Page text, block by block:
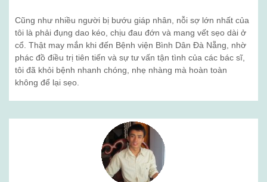
Cũng như nhiều người bị bướu giáp nhân, nỗi sợ lớn nhất của
tôi là phải đụng dao kéo, chịu đau đớn và mang vết sẹo dài ở
cổ. Thật may mắn khi đến Bệnh viện Bình Dân Đà Nẵng, nhờ
phác đồ điều trị tiên tiến và sự tư vấn tận tình của các bác sĩ,
tôi đã khỏi bệnh nhanh chóng, nhẹ nhàng mà hoàn toàn
không để lại sẹo.